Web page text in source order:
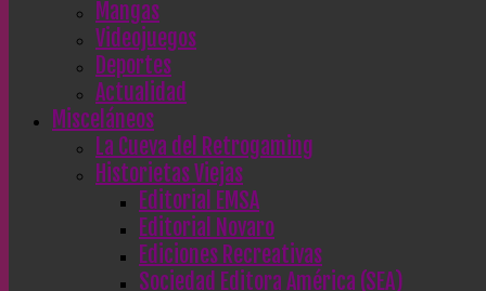
Mangas
Videojuegos
Deportes
Actualidad
Misceláneos
La Cueva del Retrogaming
Historietas Viejas
Editorial EMSA
Editorial Novaro
Ediciones Recreativas
Sociedad Editora América (SEA)